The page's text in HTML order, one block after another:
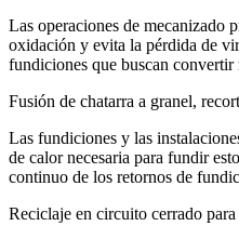
Las operaciones de mecanizado
oxidación y evita la pérdida de
fundiciones que buscan
Fusión de chatarra a granel,
Las fundiciones y las
de calor necesaria para fundir
continuo de los retornos de
Reciclaje en circuito cerrado